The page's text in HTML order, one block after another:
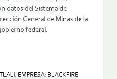
datos del Sistema de
General de Minas de la
federal.
, EMPRESA: BLACKFIRE